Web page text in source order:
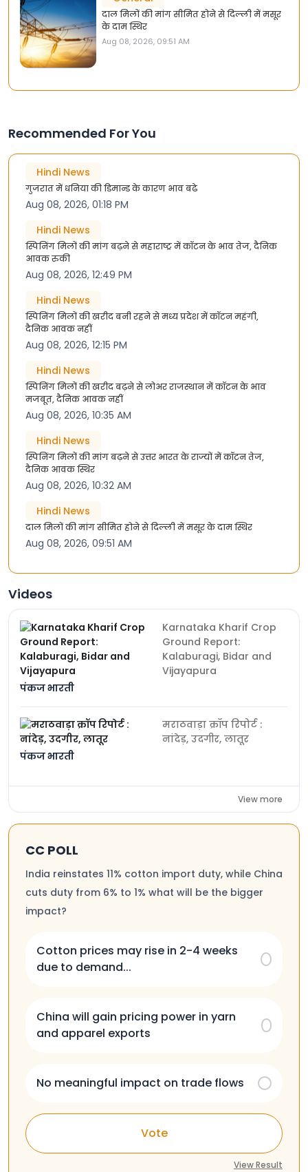
दाल मिलों की मांग सीमित होने से दिल्ली में मसूर
के दाम स्थिर
Aug 08, 2026, 09:51 AM
Recommended For You
Hindi News
गुजरात में धनिया की डिमान्ड के कारण भाव बढे
Aug 08, 2026, 01:18 PM
Hindi News
स्पिनिंग मिलों की मांग बढ़ने से महाराष्ट्र में कॉटन के भाव तेज, दैनिक
आवक रुकी
Aug 08, 2026, 12:49 PM
Hindi News
स्पिनिंग मिलों की खरीद बनी रहने से मध्य प्रदेश में कॉटन महंगी,
दैनिक आवक नहीं
Aug 08, 2026, 12:15 PM
Hindi News
स्पिनिंग मिलों की खरीद बढ़ने से लोअर राजस्थान में कॉटन के भाव
मजबूत, दैनिक आवक नहीं
Aug 08, 2026, 10:35 AM
Hindi News
स्पिनिंग मिलों की मांग बढ़ने से उत्तर भारत के राज्यों में कॉटन तेज,
दैनिक आवक स्थिर
Aug 08, 2026, 10:32 AM
Hindi News
दाल मिलों की मांग सीमित होने से दिल्ली में मसूर के दाम स्थिर
Aug 08, 2026, 09:51 AM
Videos
पंकज भारती
Karnataka Kharif Crop
Ground Report:
Kalaburagi, Bidar and
Vijayapura
पंकज भारती
मराठवाड़ा क्रॉप रिपोर्ट :
नांदेड़, उदगीर, लातूर
View more
CC POLL
India reinstates 11% cotton import duty, while China
cuts duty from 6% to 1% what will be the bigger
impact?
Cotton prices may rise in 2-4 weeks
due to demand...
China will gain pricing power in yarn
and apparel exports
No meaningful impact on trade flows
Vote
View Result